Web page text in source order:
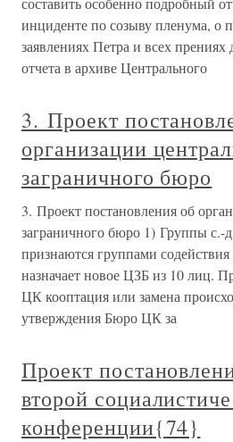
инциденте по созыву пленума, о
заявлениях Петра и всех прениях
отчета в архиве Центрального
3. Проект
организации
заграничного бюро
3. Проект постановления об
заграничного бюро 1) Группы с.-
признаются группами
назначает новое ЦЗБ из 10 лиц.
ЦК кооптация или замена
утверждения Бюро ЦК за
Проект
второй
конференции{74}